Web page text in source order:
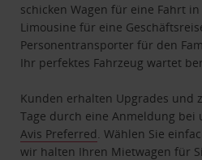
schicken Wagen für eine Fahrt
Limousine für eine
Personentransporter für den
Ihr perfektes Fahrzeug wartet
Kunden erhalten Upgrades und
Tage durch eine Anmeldung bei
Avis Preferred . Wählen Sie
wir halten Ihren Mietwagen für